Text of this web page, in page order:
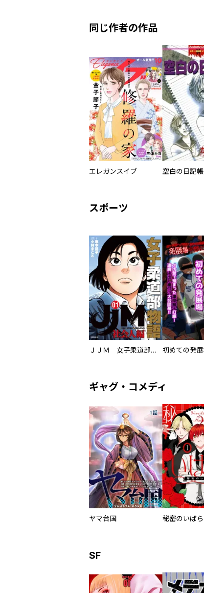
同じ作者の作品
エレガンスイブ 空白の日記帳
スポーツ
ＪＪＭ 女子柔道部物語 社会人編
ギャグ・コメディ
ヤマ台国 秘密のいばら
SF